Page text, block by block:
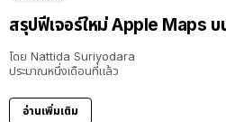
สรุปฟีเจอร์ใหม่ Apple Maps บ
โดย Nattida Suriyodara
ประมาณหนึ่งเดือนที่แล้ว
อ่านเพิ่มเติม